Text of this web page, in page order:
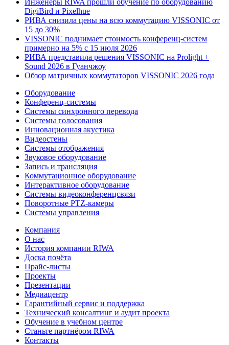
DigiBird и Pixelhue
РИВА снизила цены на всю коммутацию VISSONIC от
15 до 30%
VISSONIC поднимает стоимость конференц-систем
примерно на 5% с 15 июля 2026
РИВА представила решения VISSONIC на Prolight +
Sound 2026 в Гуанчжоу
Обзор матричных коммутаторов VISSONIC 2026 года
Оборудование
Конференц-системы
Системы синхронного перевода
Системы голосования
Инновационная акустика
Видеостены
Системы отображения
Звуковое оборудование
Запись и трансляция
Коммутационное оборудование
Интерактивное оборудование
Системы видеоконференцсвязи
Поворотные PTZ-камеры
Системы управления
Компания
О нас
История компании RIWA
Доска почёта
Прайс-листы
Проекты
Презентации
Медиацентр
Гарантийный сервис и поддержка
Технический консалтинг и аудит проекта
Обучение в учебном центре
Станьте партнёром RIWA
Контакты